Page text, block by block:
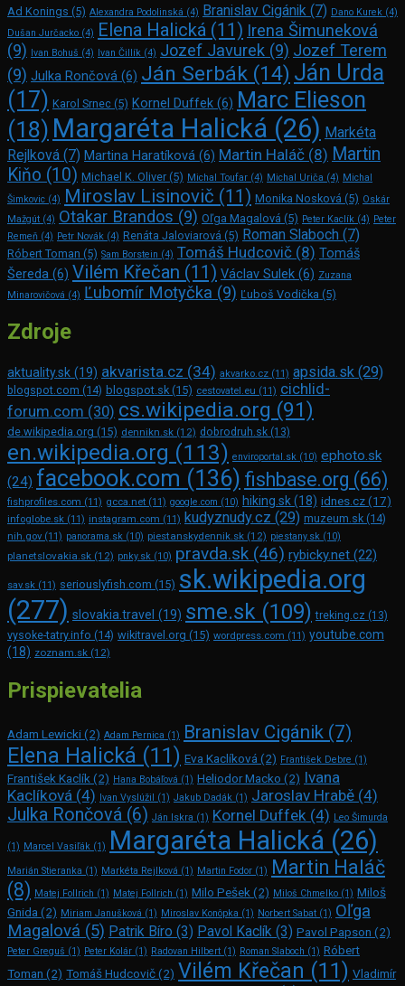
Ad Konings (5) Alexandra Podolinská (4) Branislav Cigánik (7) Dano Kurek (4)
Dušan Jurčacko (4) Elena Halická (11) Irena Šimuneková
(9) Ivan Bohuš (4) Ivan Čillík (4) Jozef Javurek (9) Jozef Terem
(9) Julka Rončová (6) Ján Serbák (14) Ján Urda
(17) Karol Srnec (5) Kornel Duffek (6) Marc Elie­son
(18) Margaréta Halická (26) Markéta
Rejlková (7) Martina Haratíková (6) Martin Haláč (8) Martin
Kiňo (10) Michael K. Oliver (5) Michal Toufar (4) Michal Uriča (4) Michal
Šimkovic (4) Miroslav Lisinovič (11) Monika Nosková (5) Oskár
Mažgút (4) Otakar Brandos (9) Oľga Magalová (5) Peter Kaclík (4) Peter
Remeň (4) Petr Novák (4) Renáta Jaloviarová (5) Roman Slaboch (7)
Róbert Toman (5) Sam Bors­tein (4) Tomáš Hudcovič (8) Tomáš
Šereda (6) Vilém Křečan (11) Václav Sulek (6) Zuzana
Minarovičová (4) Ľubomír Motyčka (9) Ľuboš Vodička (5)
Zdroje
aktuality.sk (19) akvarista.cz (34) akvarko.cz (11) apsida.sk (29)
blogspot.com (14) blogspot.sk (15) cestovatel.eu (11) cichlid-
forum.com (30) cs.wikipedia.org (91)
de.wikipedia.org (15) dennikn.sk (12) dobrodruh.sk (13)
en.wikipedia.org (113) enviroportal.sk (10) ephoto.sk
(24) facebook.com (136) fishbase.org (66)
fishprofiles.com (11) gcca.net (11) google.com (10) hiking.sk(18) idnes.cz(17)
infoglobe.sk (11) instagram.com (11) kudyznudy.cz (29) muzeum.sk (14)
nih.gov (11) panorama.sk (10) piestanskydennik.sk (12) piestany.sk (10)
planetslovakia.sk (12) pnky.sk (10) pravda.sk (46) rybicky.net (22)
sav.sk (11) seriouslyfish.com (15) sk.wikipedia.org
(277) slovakia.travel (19) sme.sk (109) treking.cz (13)
vysoke-tatry.info (14) wikitravel.org (15) wordpress.com (11) youtube.com
(18) zoznam.sk (12)
Prispievatelia
Adam Lewicki(2) Adam Pernica (1) Branislav Cigánik (7)
Elena Halická (11) Eva Kaclíková (2) František Debre (1)
František Kaclík (2) Hana Bobáľová (1) Heliodor Macko (2) Ivana
Kaclíková (4) Ivan Vyslúžil (1) Jakub Dadák (1) Jaroslav Hrabě (4)
Julka Rončová (6) Ján Iskra (1) Kornel Duffek (4) Leo Šimurda
(1) Marcel Vasiľák (1) Margaréta Halická (26)
Marián Stieranka (1) Markéta Rejlková (1) Martin Fodor (1) Martin Haláč
(8) Matej Follrich (1) Matej Follrich (1) Milo Pešek (2) Miloš Chmelko (1) Miloš
Gnida (2) Miriam Janušková (1) Miroslav Konôpka (1) Norbert Sabat (1) Oľga
Magalová (5) Patrik Bíro (3) Pavol Kaclík (3) Pavol Papson (2)
Peter Greguš (1) Peter Kolár (1) Radovan Hilbert (1) Roman Slaboch (1) Róbert
Toman (2) Tomáš Hudcovič(2) Vilém Křečan (11) Vladimír